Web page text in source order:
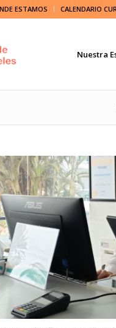
ESTAMOS CALENDARIO
Nuestra